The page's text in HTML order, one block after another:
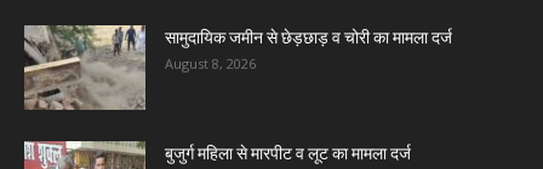
सामुदायिक जमीन से छेड़छाड़ व चोरी का मामला दर्ज
August 8, 2026
बुजुर्ग महिला से मारपीट व लूट का मामला दर्ज